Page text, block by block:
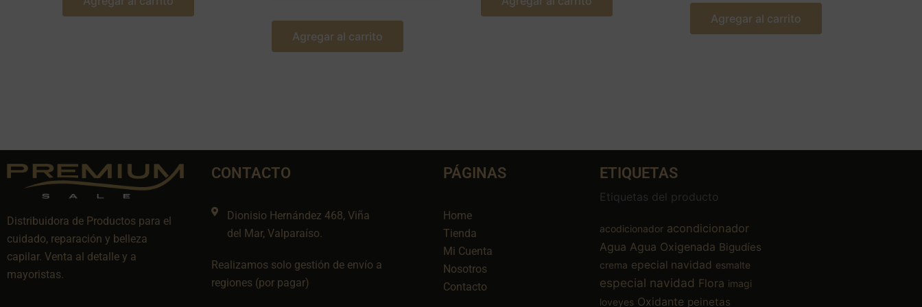
Agregar al carrito
Agregar al carrito
Distribuidora de Productos para el
cuidado, reparación y belleza
capilar. Venta al detalle y a
mayoristas.
CONTACTO
Dionisio Hernández 468, Viña
del Mar, Valparaíso.
Realizamos solo gestión de envío a
regiones (por pagar)
PÁGINAS
Home
Tienda
Mi Cuenta
Nosotros
Contacto
ETIQUETAS
Etiquetas del producto
acodicionador acondicionador
Agua Agua Oxigenada Bigudíes
crema epecial navidad esmalte
especial navidad Flora imagi
loveyes Oxidante peinetas